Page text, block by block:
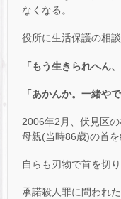
なくなる。
役所に生活保護の相
「もう生きられへん
「あかんか。一緒やで
2006年2月、伏見区
母親(当時86歳)の首を
自らも刃物で首を切
承諾殺人罪に問われ